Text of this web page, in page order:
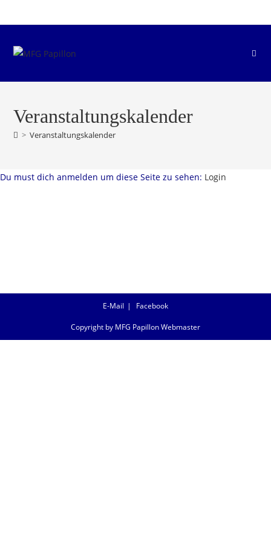
Inhalt
Veranstaltungskalender
> Veranstaltungskalender
Du must dich anmelden um diese Seite zu sehen: Login
E-Mail Facebook
Copyright by MFG Papillon Webmaster